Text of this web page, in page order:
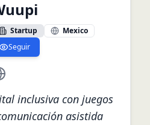
Startup
Mexico
Seguir
wuupi.com.mx
inclusiva con juegos
asistida